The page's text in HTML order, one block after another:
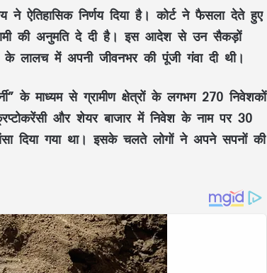
ने ऐतिहासिक निर्णय दिया है। कोर्ट ने फैसला देते हुए
की अनुमति दे दी है। इस आदेश से उन सैकड़ों
के लालच में अपनी जीवनभर की पूंजी गंवा दी थी।
के माध्यम से ग्रामीण क्षेत्रों के लगभग 270 निवेशकों
और शेयर बाजार में निवेश के नाम पर 30
दिया गया था। इसके चलते लोगों ने अपने सपनों की